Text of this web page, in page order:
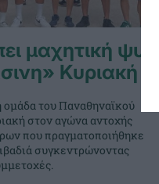
μαχητική ψυχή
Κυριακή
ομάδα του Παναθηναϊκού
στον αγώνα αντοχής
που πραγματοποιήθηκε
συγκεντρώνοντας